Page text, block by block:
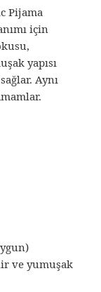
Pijama
için
yapısı
Aynı
ve yumuşak